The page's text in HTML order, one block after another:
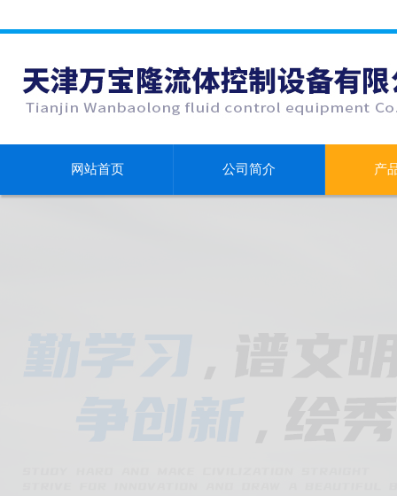
网站首页 公司简介 产